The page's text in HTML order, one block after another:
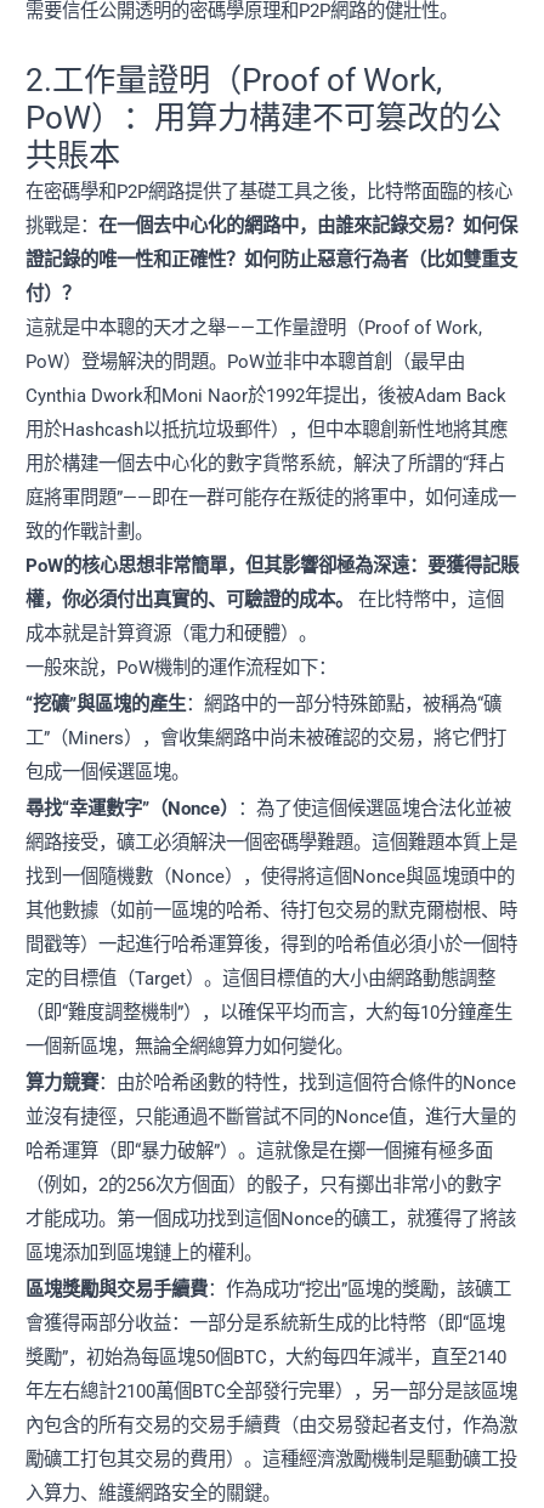
需要信任公開透明的密碼學原理和P2P網路的健壯性。
2.工作量證明（Proof of Work,
PoW）：用算力構建不可篡改的公
共賬本
在密碼學和P2P網路提供了基礎工具之後，比特幣面臨的核心
挑戰是： 在一個去中心化的網路中，由誰來記錄交易？如何保
證記錄的唯一性和正確性？如何防止惡意行為者（比如雙重支
付）？
這就是中本聰的天才之舉——工作量證明（Proof of Work,
PoW）登場解決的問題。PoW並非中本聰首創（最早由
Cynthia Dwork和Moni Naor於1992年提出，後被Adam Back
用於Hashcash以抵抗垃圾郵件），但中本聰創新性地將其應
用於構建一個去中心化的數字貨幣系統，解決了所謂的“拜占
庭將軍問題”——即在一群可能存在叛徒的將軍中，如何達成一
致的作戰計劃。
PoW的核心思想非常簡單，但其影響卻極為深遠：要獲得記賬
權，你必須付出真實的、可驗證的成本。
在比特幣中，這個
成本就是計算資源（電力和硬體）。
一般來說，PoW機制的運作流程如下：
“挖礦”與區塊的產生：網路中的一部分特殊節點，被稱為“礦
工”（Miners），會收集網路中尚未被確認的交易，將它們打
包成一個候選區塊。
尋找“幸運數字”（Nonce）
：為了使這個候選區塊合法化並被
網路接受，礦工必須解決一個密碼學難題。這個難題本質上是
找到一個隨機數（Nonce），使得將這個Nonce與區塊頭中的
其他數據（如前一區塊的哈希、待打包交易的默克爾樹根、時
間戳等）一起進行哈希運算後，得到的哈希值必須小於一個特
定的目標值（Target）。這個目標值的大小由網路動態調整
（即“難度調整機制”），以確保平均而言，大約每10分鐘產生
一個新區塊，無論全網總算力如何變化。
算力競賽：由於哈希函數的特性，找到這個符合條件的Nonce
並沒有捷徑，只能通過不斷嘗試不同的Nonce值，進行大量的
哈希運算（即“暴力破解”）。這就像是在擲一個擁有極多面
（例如，2的256次方個面）的骰子，只有擲出非常小的數字
才能成功。第一個成功找到這個Nonce的礦工，就獲得了將該
區塊添加到區塊鏈上的權利。
區塊獎勵與交易手續費：作為成功“挖出”區塊的獎勵，該礦工
會獲得兩部分收益：一部分是系統新生成的比特幣（即“區塊
獎勵”，初始為每區塊50個BTC，大約每四年減半，直至2140
年左右總計2100萬個BTC全部發行完畢），另一部分是該區塊
內包含的所有交易的交易手續費（由交易發起者支付，作為激
勵礦工打包其交易的費用）。這種經濟激勵機制是驅動礦工投
入算力、維護網路安全的關鍵。